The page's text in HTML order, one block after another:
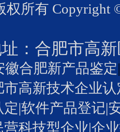
权所有 Copyright
： 合肥市高
徽合肥新产品鉴定|
市高新技术企业
定|软件产品登记|
营科技型企业|企